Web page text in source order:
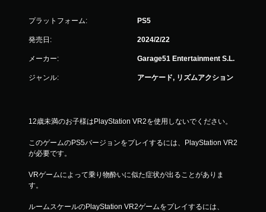
プラットフォーム: PS5
発売日: 2024/2/22
メーカー: Garage51 Entertainment S.L.
ジャンル: アーケード, リズムアクション
12歳未満のお子様はPlayStation VR2を使用しないでください。
このゲームのPS5バージョンをプレイするには、PlayStation VR2
が必要です。
VRゲームによって乗り物酔いに似た症状が出ることがありま
す。
ルームスケールのPlayStation VR2ゲームをプレイするには、